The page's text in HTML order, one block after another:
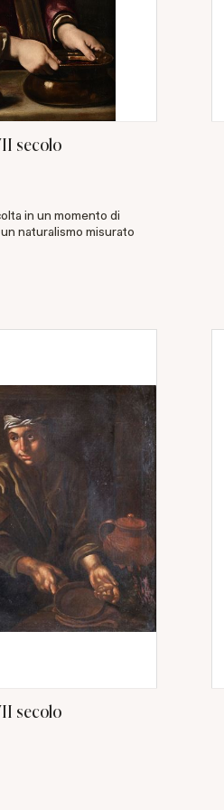
secolo
in un momento di
naturalismo misurato
secolo